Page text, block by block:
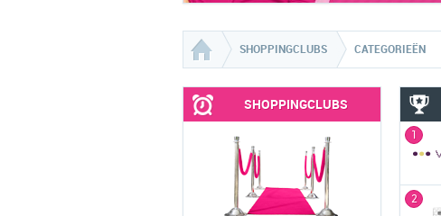
SHOPPINGCLUBS CATEGORIEËN
SHOPPINGCLUBS
1
2